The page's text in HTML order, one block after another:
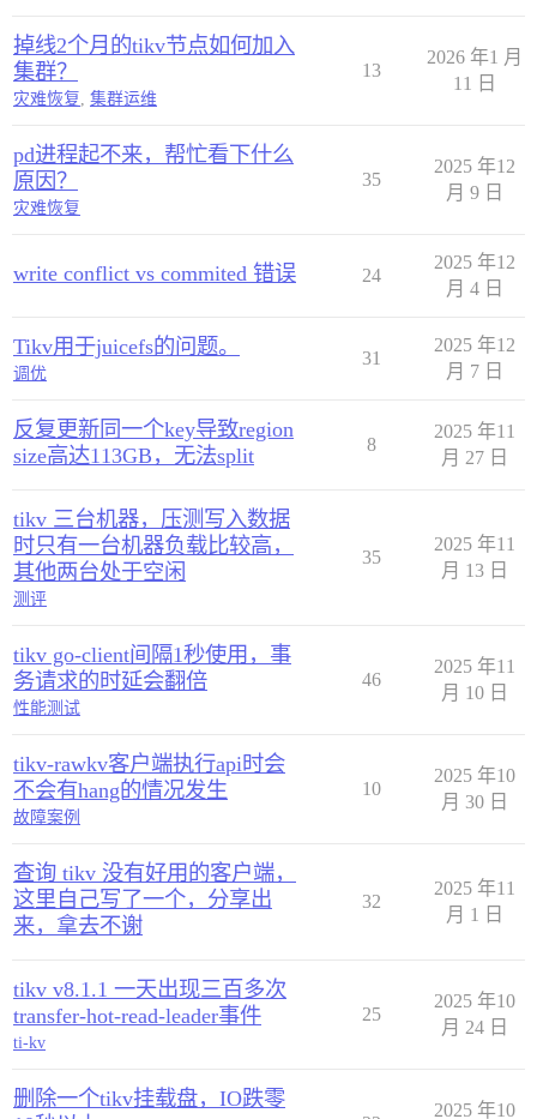
掉线2个月的tikv节点如何加入
集群？
灾难恢复 , 集群运维
13
2026 年1 月
11 日
pd进程起不来，帮忙看下什么
原因？
灾难恢复
35
2025 年12
月 9 日
write conflict vs commited 错误 24
2025 年12
月 4 日
Tikv用于juicefs的问题。
调优
31
2025 年12
月 7 日
反复更新同一个key导致region
size高达113GB，无法split
8
2025 年11
月 27 日
tikv 三台机器，压测写入数据
时只有一台机器负载比较高，
其他两台处于空闲
测评
35
2025 年11
月 13 日
tikv go-client间隔1秒使用，事
务请求的时延会翻倍
性能测试
46
2025 年11
月 10 日
tikv-rawkv客户端执行api时会
不会有hang的情况发生
故障案例
10
2025 年10
月 30 日
查询 tikv 没有好用的客户端，
这里自己写了一个，分享出
来，拿去不谢
32
2025 年11
月 1 日
tikv v8.1.1 一天出现三百多次
transfer-hot-read-leader事件
ti-kv
25
2025 年10
月 24 日
删除一个tikv挂载盘，IO跌零
2025 年10